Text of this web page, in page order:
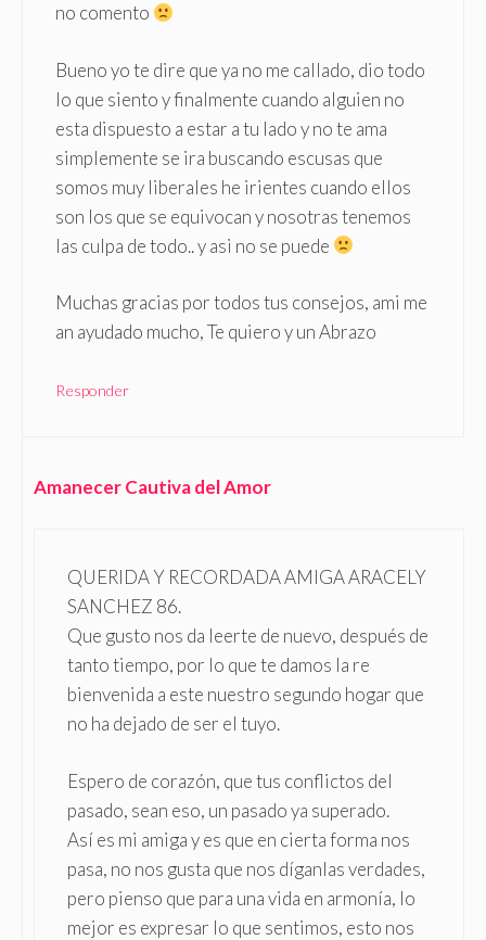
no comento
Bueno yo te dire que ya no me callado, dio todo
lo que siento y finalmente cuando alguien no
esta dispuesto a estar a tu lado y no te ama
simplemente se ira buscando escusas que
somos muy liberales he irientes cuando ellos
son los que se equivocan y nosotras tenemos
las culpa de todo.. y asi no se puede
Muchas gracias por todos tus consejos, ami me
an ayudado mucho, Te quiero y un Abrazo
Responder
Amanecer Cautiva del Amor
QUERIDA Y RECORDADA AMIGA ARACELY
SANCHEZ 86.
Que gusto nos da leerte de nuevo, después de
tanto tiempo, por lo que te damos la re
bienvenida a este nuestro segundo hogar que
no ha dejado de ser el tuyo.
Espero de corazón, que tus conflictos del
pasado, sean eso, un pasado ya superado.
Así es mi amiga y es que en cierta forma nos
pasa, no nos gusta que nos díganlas verdades,
pero pienso que para una vida en armonía, lo
mejor es expresar lo que sentimos, esto nos